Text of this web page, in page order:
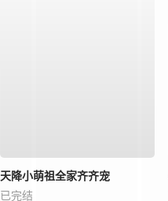
天降小萌祖全家齐齐宠
已完结